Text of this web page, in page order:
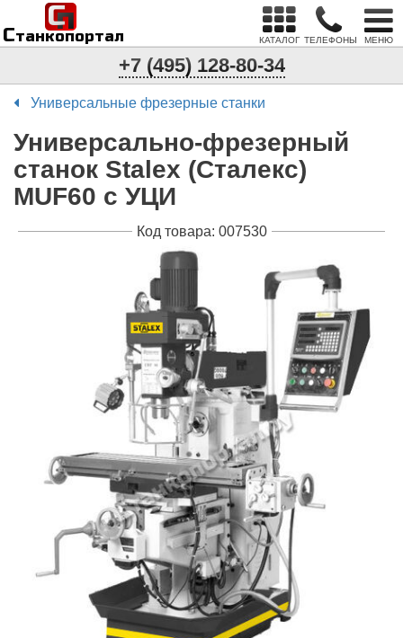
Станкопортал
п
С
КАТАЛОГ ТЕЛЕФОНЫ МЕНЮ
+7 (495) 128-80-34
Универсальные фрезерные станки
Универсально-фрезерный
станок Stalex (Сталекс)
MUF60 с УЦИ
Код товара: 007530